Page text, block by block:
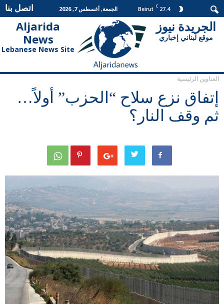
27.4
C
Beirut الجمعة, أغسطس 7, 2026 اتصل بنا
Aljarida
News
Lebanese News Site
الجريدة
نيوز
الجريدة نيوز
موقع لبناني إخباري
العناوين الرئيسية
إتفاق نزع سلاح “الحزب” أولاً…
ثم وقف النار؟